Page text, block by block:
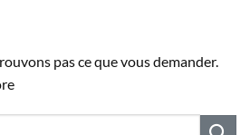
pas ce que vous demander.